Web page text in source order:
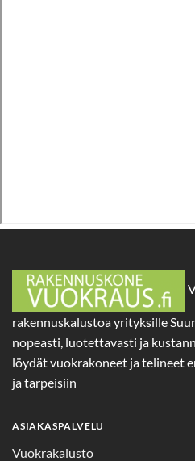
rakennuskalustoa yrityksille
nopeasti, luotettavasti ja
löydät vuokrakoneet ja telineet
ja tarpeisiin
ASIAKASPALVELU
Vuokrakalusto